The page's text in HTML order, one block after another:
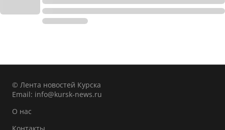
© Лента новостей Курска
Email: info@kursk-news.ru
О нас